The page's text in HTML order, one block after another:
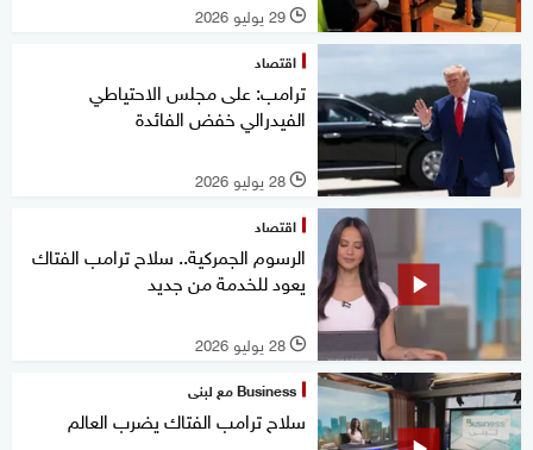
l 29 يوليو 2026
اقتصاد
ترامب: على مجلس الاحتياطي
الفيدرالي خفض الفائدة
l 28 يوليو 2026
اقتصاد
الرسوم الجمركية.. سلاح ترامب الفتاك
يعود للخدمة من جديد
l 28 يوليو 2026
Business مع لبنى
سلاح ترامب الفتاك يضرب العالم